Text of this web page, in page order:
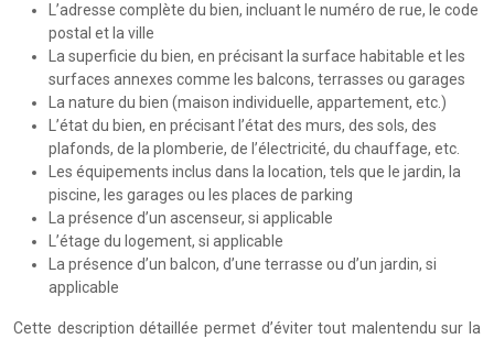
L’adresse complète du bien, incluant le numéro de rue, le code
postal et la ville
La superficie du bien, en précisant la surface habitable et les
surfaces annexes comme les balcons, terrasses ou garages
La nature du bien (maison individuelle, appartement, etc.)
L’état du bien, en précisant l’état des murs, des sols, des
plafonds, de la plomberie, de l’électricité, du chauffage, etc.
Les équipements inclus dans la location, tels que le jardin, la
piscine, les garages ou les places de parking
La présence d’un ascenseur, si applicable
L’étage du logement, si applicable
La présence d’un balcon, d’une terrasse ou d’un jardin, si
applicable
Cette description détaillée permet d’éviter tout malentendu sur la